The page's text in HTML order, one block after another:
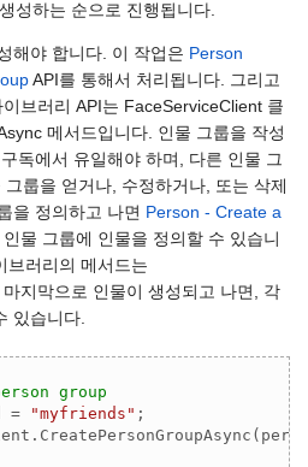
성하는 순으로 진행됩니다.
해야 합니다. 이 작업은 Person
API를 통해서 처리됩니다. 그리고
브러리 API는 FaceServiceClient 클
메서드입니다. 인물 그룹을 작성
독에서 유일해야 하며, 다른 인물 그
룹을 얻거나, 수정하거나, 또는 삭제
을 정의하고 나면 Person - Create a
물 그룹에 인물을 정의할 수 있습니
브러리의 메서드는
지막으로 인물이 생성되고 나면, 각
있습니다.
group
= "myfriends"